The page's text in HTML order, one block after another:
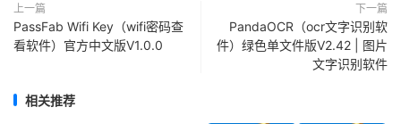
上一篇
PassFab Wifi Key（wifi密码查
看软件）官方中文版V1.0.0
下一篇
PandaOCR（ocr文字识别软
件）绿色单文件版V2.42 | 图片
文字识别软件
相关推荐